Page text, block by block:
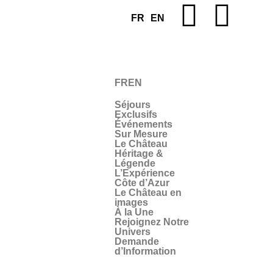
FR EN
FR EN
Séjours
Exclusifs
Événements
Sur Mesure
Le Château
Héritage &
Légende
L’Expérience
Côte d’Azur
Le Château en
images
À la Une
Rejoignez Notre
Univers
Demande
d’Information